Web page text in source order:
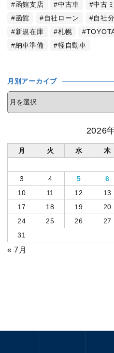
函館支店
中古車 中古
函館
自社ローン 自社
新規在庫
札幌
納車準備
軽自動車
月別アーカイブ
2026
月 火 水 木
3
4 5 6
10
11 12 13
17
18 19 20
24
25 26 27
31
« 7月